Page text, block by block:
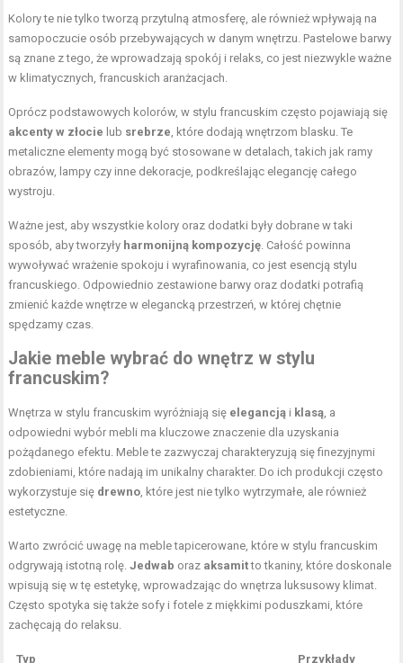
Kolory te nie tylko tworzą przytulną atmosferę, ale również wpływają na
samopoczucie osób przebywających w danym wnętrzu. Pastelowe barwy
są znane z tego, że wprowadzają spokój i relaks, co jest niezwykle ważne
w klimatycznych, francuskich aranżacjach.
Oprócz podstawowych kolorów, w stylu francuskim często pojawiają się
akcenty w złocie lub srebrze , które dodają wnętrzom blasku. Te
metaliczne elementy mogą być stosowane w detalach, takich jak ramy
obrazów, lampy czy inne dekoracje, podkreślając elegancję całego
wystroju.
Ważne jest, aby wszystkie kolory oraz dodatki były dobrane w taki
sposób, aby tworzyły harmonijną kompozycję . Całość powinna
wywoływać wrażenie spokoju i wyrafinowania, co jest esencją stylu
francuskiego. Odpowiednio zestawione barwy oraz dodatki potrafią
zmienić każde wnętrze w elegancką przestrzeń, w której chętnie
spędzamy czas.
Jakie meble wybrać do wnętrz w stylu
francuskim?
Wnętrza w stylu francuskim wyróżniają się elegancją i klasą , a
odpowiedni wybór mebli ma kluczowe znaczenie dla uzyskania
pożądanego efektu. Meble te zazwyczaj charakteryzują się finezyjnymi
zdobieniami, które nadają im unikalny charakter. Do ich produkcji często
wykorzystuje się drewno , które jest nie tylko wytrzymałe, ale również
estetyczne.
Warto zwrócić uwagę na meble tapicerowane, które w stylu francuskim
odgrywają istotną rolę.Jedwab oraz aksamitto tkaniny, które doskonale
wpisują się w tę estetykę, wprowadzając do wnętrza luksusowy klimat.
Często spotyka się także sofy i fotele z miękkimi poduszkami, które
zachęcają do relaksu.
Typ Przykłady